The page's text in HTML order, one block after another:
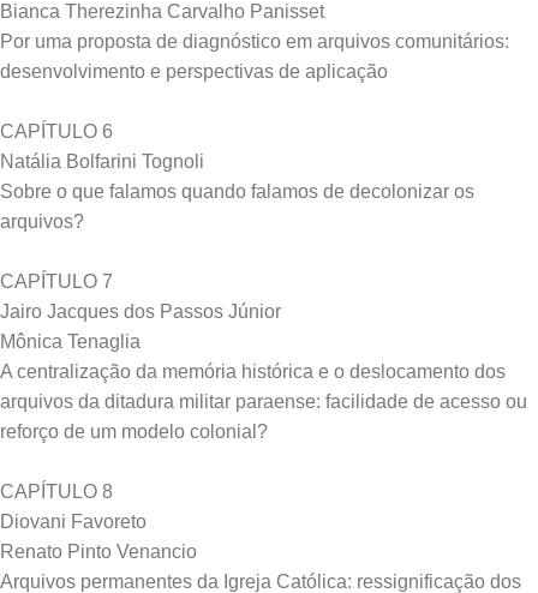
Bianca Therezinha Carvalho Panisset
Por uma proposta de diagnóstico em arquivos comunitários:
desenvolvimento e perspectivas de aplicação
CAPÍTULO 6
Natália Bolfarini Tognoli
Sobre o que falamos quando falamos de decolonizar os
arquivos?
CAPÍTULO 7
Jairo Jacques dos Passos Júnior
Mônica Tenaglia
A centralização da memória histórica e o deslocamento dos
arquivos da ditadura militar paraense: facilidade de acesso ou
reforço de um modelo colonial?
CAPÍTULO 8
Diovani Favoreto
Renato Pinto Venancio
Arquivos permanentes da Igreja Católica: ressignificação dos